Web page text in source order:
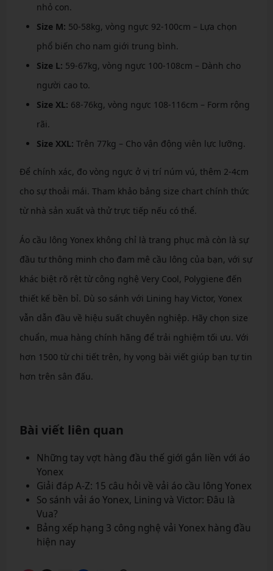
nhỏ con.
Size M: 50-58kg, vòng ngực 92-100cm – Lựa chọn
phổ biến cho nam giới trung bình.
Size L: 59-67kg, vòng ngực 100-108cm – Dành cho
người cao to.
Size XL: 68-76kg, vòng ngực 108-116cm – Form rộng
rãi.
Size XXL: Trên 77kg – Cho vận động viên lực lưỡng.
Để chính xác, đo vòng ngực ở vị trí núm vú, thêm 2-4cm
cho sự thoải mái. Tham khảo bảng size chart chính thức
từ nhà sản xuất và thử trực tiếp nếu có thể.
Áo cầu lông Yonex không chỉ là trang phục mà còn là sự
đầu tư thông minh cho đam mê cầu lông của bạn, với sự
khác biệt rõ rệt từ công nghệ Very Cool, Polygiene đến
thiết kế bền bỉ. Dù so sánh với Lining hay Victor, Yonex
vẫn dẫn đầu về hiệu suất chuyên nghiệp. Hãy chọn size
chuẩn, mua hàng chính hãng để trải nghiệm tối ưu. Với
hơn 1500 từ chi tiết trên, hy vọng bài viết giúp bạn tự tin
hơn trên sân đấu.
Bài viết liên quan
Những tay vợt hàng đầu thế giới gắn liền với áo
Yonex
Giải đáp A-Z: 15 câu hỏi về vải áo cầu lông Yonex
So sánh vải áo Yonex, Lining và Victor: Đâu là
Vua?
Bảng xếp hạng 3 công nghệ vải Yonex hàng đầu
hiện nay